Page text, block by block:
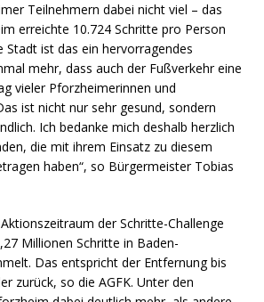
Teilnehmern dabei nicht viel – das
erreichte 10.724 Schritte pro Person
Stadt ist das ein hervorragendes
mehr, dass auch der Fußverkehr eine
vieler Pforzheimerinnen und
ist nicht nur sehr gesund, sondern
Ich bedanke mich deshalb herzlich
die mit ihrem Einsatz zu diesem
haben“, so Bürgermeister Tobias
der Schritte-Challenge
Millionen Schritte in Baden-
Das entspricht der Entfernung bis
zurück, so die AGFK. Unter den